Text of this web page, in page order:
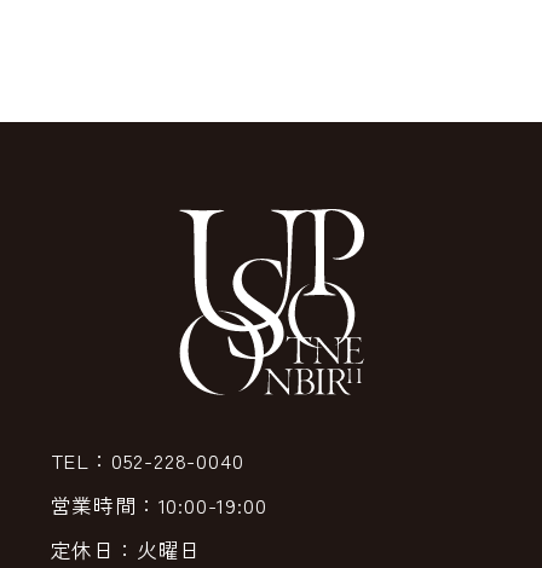
TEL：052-228-0040
営業時間：10:00-19:00
定休日：火曜日